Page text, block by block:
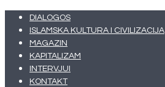
DIALOGOS
ISLAMSKA KULTURA I CIVILIZACIJA
MAGAZIN
KAPITALIZAM
INTERVJUI
KONTAKT